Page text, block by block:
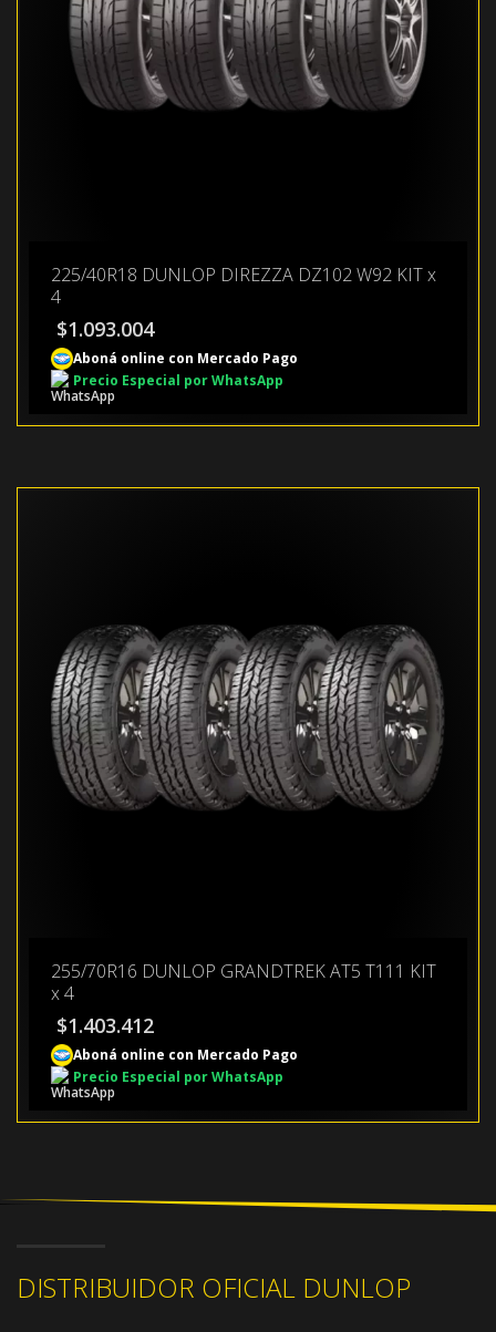
225/40R18 DUNLOP DIREZZA DZ102 W92 KIT x
4
$1.093.004
Aboná online con Mercado Pago
Precio Especial por WhatsApp
255/70R16 DUNLOP GRANDTREK AT5 T111 KIT
x 4
$1.403.412
Aboná online con Mercado Pago
Precio Especial por WhatsApp
DISTRIBUIDOR OFICIAL DUNLOP